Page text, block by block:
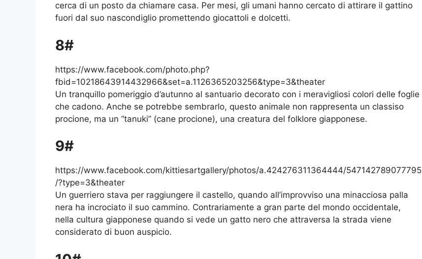
cerca di un posto da chiamare casa. Per mesi, gli umani hanno cercato di attirare il gattino
fuori dal suo nascondiglio promettendo giocattoli e dolcetti.
8#
https://www.facebook.com/photo.php?
fbid=10218643914432966&set=a.1126365203256&type=3&theater
Un tranquillo pomeriggio d’autunno al santuario decorato con i meravigliosi colori delle foglie
che cadono. Anche se potrebbe sembrarlo, questo animale non rappresenta un classiso
procione, ma un “tanuki” (cane procione), una creatura del folklore giapponese.
9#
https://www.facebook.com/kittiesartgallery/photos/a.424276311364444/547142789077795
/?type=3&theater
Un guerriero stava per raggiungere il castello, quando all’improvviso una minacciosa palla
nera ha incrociato il suo cammino. Contrariamente a gran parte del mondo occidentale,
nella cultura giapponese quando si vede un gatto nero che attraversa la strada viene
considerato di buon auspicio.